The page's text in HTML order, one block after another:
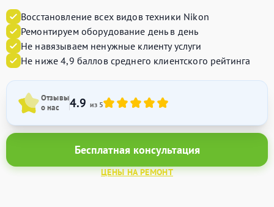
Восстановление всех видов техники Nikon
Ремонтируем оборудование день в день
Не навязываем ненужные клиенту услуги
Не ниже 4,9 баллов среднего клиентского рейтинга
Отзывы
о нас
4.9 из 5
Бесплатная консультация
ЦЕНЫ НА РЕМОНТ